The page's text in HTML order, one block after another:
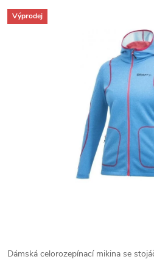
Výprodej
Dámská celorozepínací mikina se